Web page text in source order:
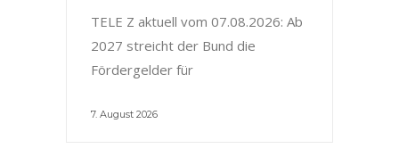
TELE Z aktuell vom 07.08.2026: Ab
2027 streicht der Bund die
Fördergelder für
7. August 2026